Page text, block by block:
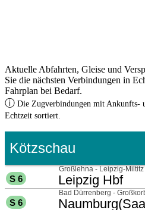
Aktuelle Abfahrten, Gleise und
Sie die nächsten Verbindungen in
Fahrplan bei Bedarf.
ⓘ Die Zugverbindungen mit Ankunfts-
Echtzeit sortiert.